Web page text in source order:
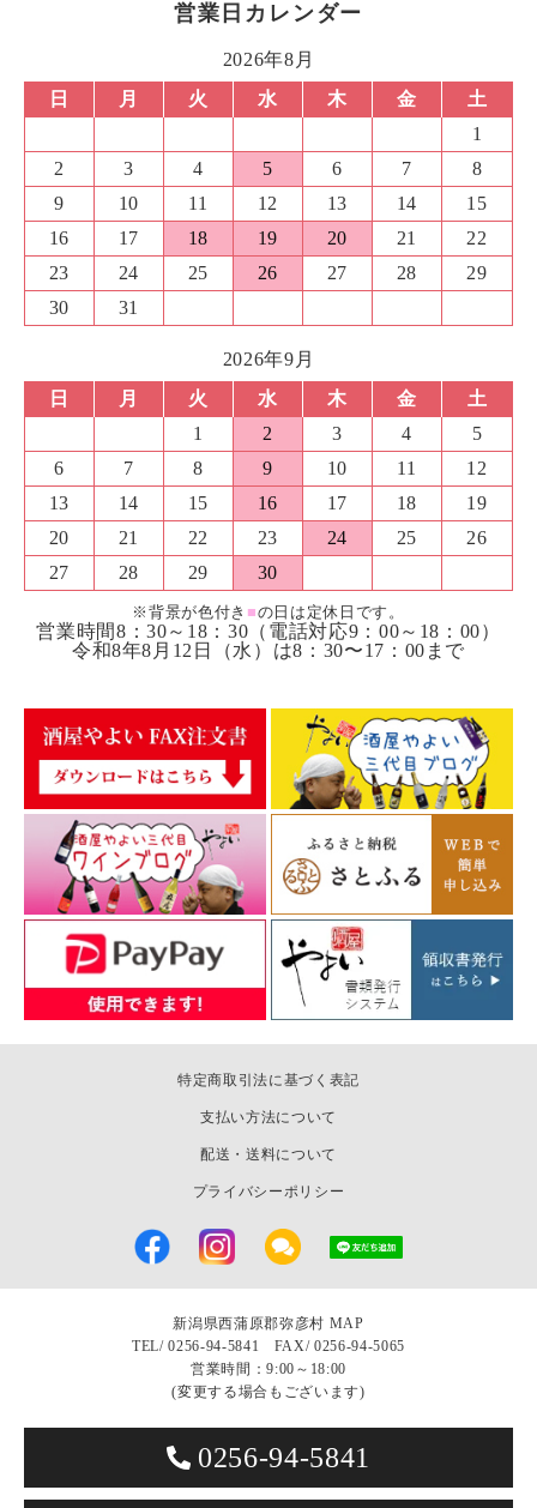
営業日カレンダー
2026年8月
日
月 火 水 木 金
土
1
2
3 4 5 6 7
8
9
10 11 12 13 14
15
16
17 18 19 20 21
22
23
24 25 26 27 28
29
30
31
2026年9月
日
月 火 水 木 金
土
1
2 3 4
5
6
7 8 9 10 11
12
13
14 15 16 17 18
19
20
21 22 23 24 25
26
27
28 29 30
※背景が色付き ■の日は定休日です。
営業時間8：30～18：30（電話対応9：00～18：00）
令和8年8月12日（水）は8：30〜17：00まで
特定商取引法に基づく表記
支払い方法について
配送・送料について
プライバシーポリシー
新潟県西蒲原郡弥彦村 MAP
TEL/0256-94-5841 FAX/ 0256-94-5065
営業時間：9:00～18:00
(変更する場合もございます)
0256-94-5841